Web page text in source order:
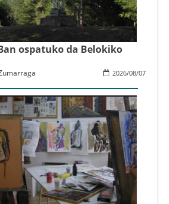
ospatuko da Belokiko
2026/08/07